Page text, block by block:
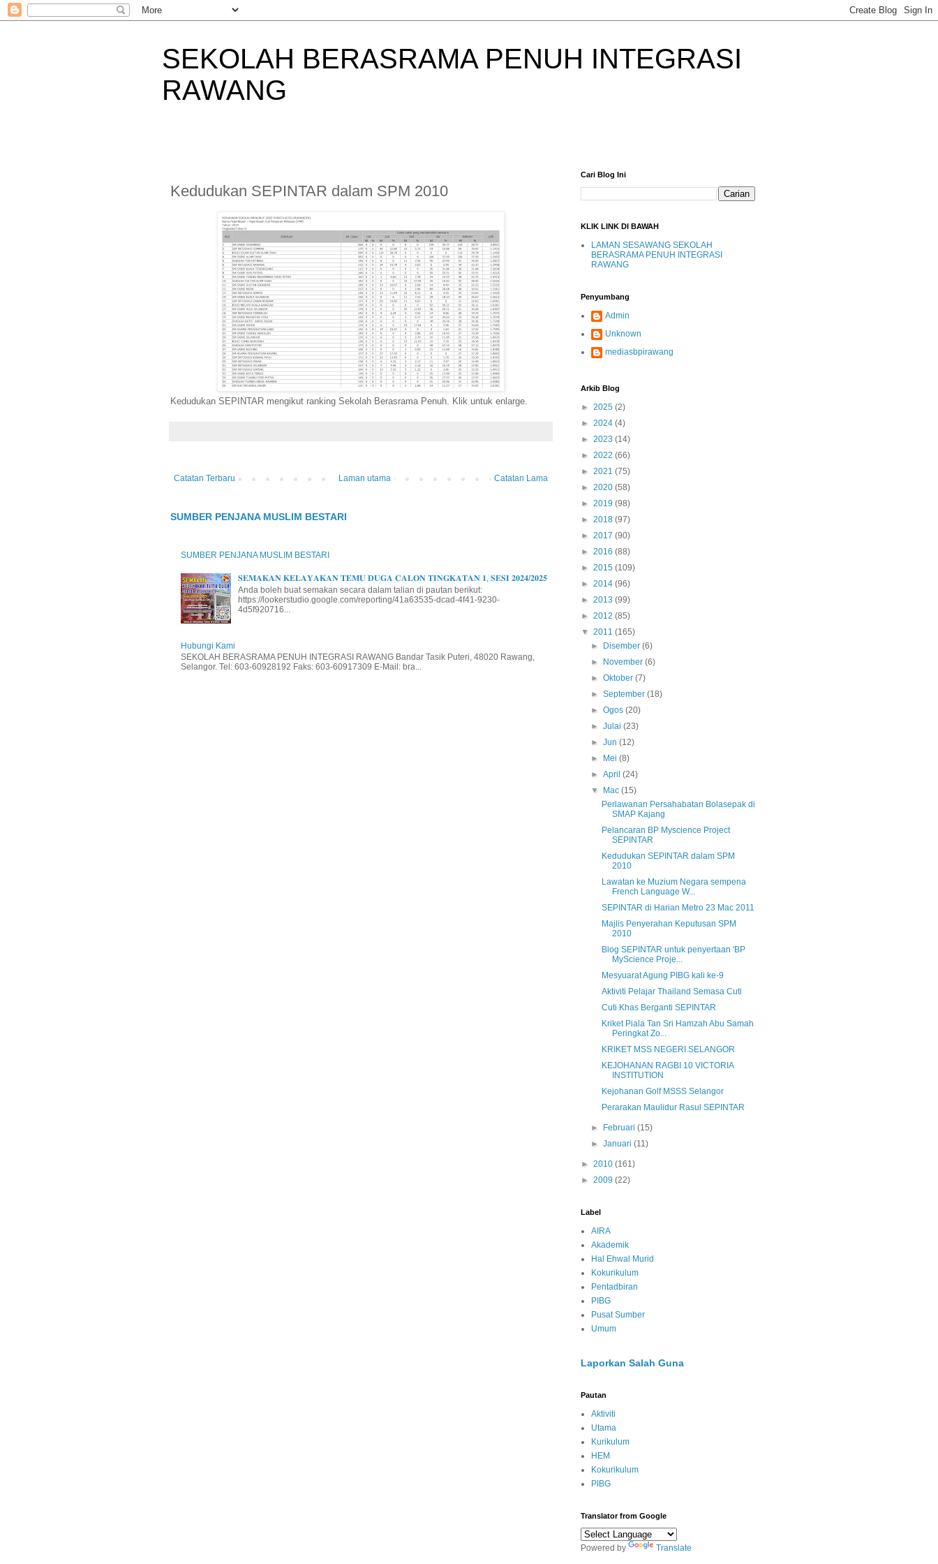
SEKOLAH BERASRAMA PENUH INTEGRASI
RAWANG
Kedudukan SEPINTAR dalam SPM 2010
Kedudukan SEPINTAR mengikut ranking Sekolah Berasrama Penuh. Klik untuk enlarge.
Catatan Terbaru Catatan Lama
Laman utama
SUMBER PENJANA MUSLIM BESTARI
SUMBER PENJANA MUSLIM BESTARI
𝐒𝐄𝐌𝐀𝐊𝐀𝐍 𝐊𝐄𝐋𝐀𝐘𝐀𝐊𝐀𝐍 𝐓𝐄𝐌𝐔 𝐃𝐔𝐆𝐀 𝐂𝐀𝐋𝐎𝐍 𝐓𝐈𝐍𝐆𝐊𝐀𝐓𝐀𝐍 𝟏, 𝐒𝐄𝐒𝐈 𝟐𝟎𝟐𝟒/𝟐𝟎𝟐𝟓
Anda boleh buat semakan secara dalam talian di pautan berikut:
https://lookerstudio.google.com/reporting/41a63535-dcad-4f41-9230-
4d5f920716...
Hubungi Kami
SEKOLAH BERASRAMA PENUH INTEGRASI RAWANG Bandar Tasik Puteri, 48020 Rawang,
Selangor. Tel: 603-60928192 Faks: 603-60917309 E-Mail: bra...
Cari Blog Ini
KLIK LINK DI BAWAH
LAMAN SESAWANG SEKOLAH
BERASRAMA PENUH INTEGRASI
RAWANG
Penyumbang
Admin
Unknown
mediasbpirawang
Arkib Blog
► 2025 (2)
► 2024 (4)
► 2023 (14)
► 2022 (66)
► 2021 (75)
► 2020 (58)
► 2019 (98)
► 2018 (97)
► 2017 (90)
► 2016 (88)
► 2015 (109)
► 2014 (96)
► 2013 (99)
► 2012 (85)
▼ 2011 (165)
►
Disember(6)
►
November(6)
►Oktober(7)
►September(18)
►Ogos(20)
►Julai(23)
►Jun(12)
►
Mei(8)
►April(24)
▼
Mac(15)
Perlawanan Persahabatan Bolasepak di
SMAP Kajang
Pelancaran BP Myscience Project
SEPINTAR
Kedudukan SEPINTAR dalam SPM
2010
Lawatan ke Muzium Negara sempena
French Language W...
SEPINTAR di Harian Metro 23 Mac 2011
Majlis Penyerahan Keputusan SPM
2010
Blog SEPINTAR untuk penyertaan 'BP
MyScience Proje...
Mesyuarat Agung PIBG kali ke-9
Aktiviti Pelajar Thailand Semasa Cuti
Cuti Khas Berganti SEPINTAR
Kriket Piala Tan Sri Hamzah Abu Samah
Peringkat Zo...
KRIKET MSS NEGERI SELANGOR
KEJOHANAN RAGBI 10 VICTORIA
INSTITUTION
Kejohanan Golf MSSS Selangor
Perarakan Maulidur Rasul SEPINTAR
► Februari(15)
►Januari(11)
► 2010 (161)
► 2009 (22)
Label
AIRA
Akademik
Hal Ehwal Murid
Kokurikulum
Pentadbiran
PIBG
Pusat Sumber
Umum
Laporkan Salah Guna
Pautan
Aktiviti
Utama
Kurikulum
HEM
Kokurikulum
PIBG
Translator from Google
Powered by Translate